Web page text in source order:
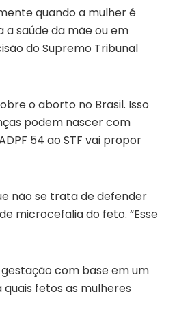
quando a mulher é
saúde da mãe ou em
do Supremo Tribunal
o aborto no Brasil. Isso
podem nascer com
54 ao STF vai propor
não se trata de defender
microcefalia do feto. “Esse
com base em um
fetos as mulheres